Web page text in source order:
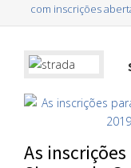
com inscrições
As inscrições